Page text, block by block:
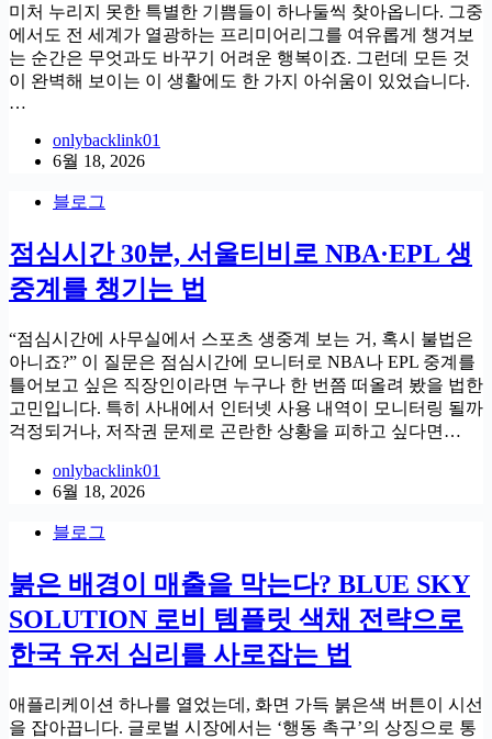
미처 누리지 못한 특별한 기쁨들이 하나둘씩 찾아옵니다. 그중
에서도 전 세계가 열광하는 프리미어리그를 여유롭게 챙겨보
는 순간은 무엇과도 바꾸기 어려운 행복이죠. 그런데 모든 것
이 완벽해 보이는 이 생활에도 한 가지 아쉬움이 있었습니다.
…
onlybacklink01
6월 18, 2026
블로그
점심시간 30분, 서울티비로 NBA·EPL 생
중계를 챙기는 법
“점심시간에 사무실에서 스포츠 생중계 보는 거, 혹시 불법은
아니죠?” 이 질문은 점심시간에 모니터로 NBA나 EPL 중계를
틀어보고 싶은 직장인이라면 누구나 한 번쯤 떠올려 봤을 법한
고민입니다. 특히 사내에서 인터넷 사용 내역이 모니터링 될까
걱정되거나, 저작권 문제로 곤란한 상황을 피하고 싶다면…
onlybacklink01
6월 18, 2026
블로그
붉은 배경이 매출을 막는다? BLUE SKY
SOLUTION 로비 템플릿 색채 전략으로
한국 유저 심리를 사로잡는 법
애플리케이션 하나를 열었는데, 화면 가득 붉은색 버튼이 시선
을 잡아끕니다. 글로벌 시장에서는 ‘행동 촉구’의 상징으로 통